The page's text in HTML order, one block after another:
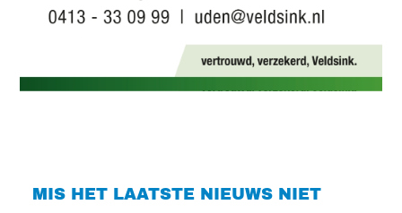
MIS HET LAATSTE NIEUWS NIET